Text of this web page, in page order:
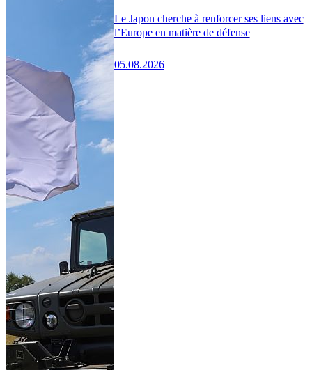
Le Japon cherche à renforcer ses liens avec
l’Europe en matière de défense
05.08.2026